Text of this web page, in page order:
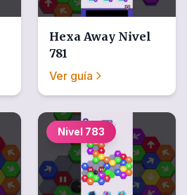
Hexa Away Nivel
781
Ver guía
Nivel 783